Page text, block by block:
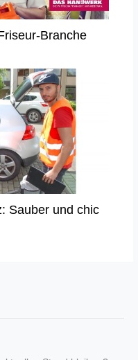
Branche
Sauber und chic